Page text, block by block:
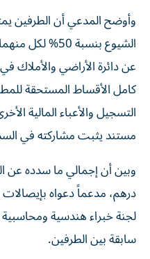
وأوضح المدعي أن الطرفين
الشيوع بنسبة
عن دائرة الأراضي والأملاك
كامل الأقساط المستحقة
التسجيل والأعباء المالية
مستند يثبت مشاركته في
درهم، مدعماً دعواه
لجنة خبراء هندسية
سابقة بين الطرفين.